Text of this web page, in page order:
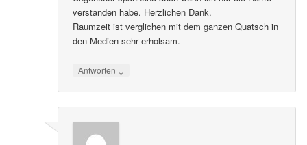
verstanden habe. Herzlichen Dank.
Raumzeit ist verglichen mit dem ganzen Quatsch in
den Medien sehr erholsam.
Antworten ↓